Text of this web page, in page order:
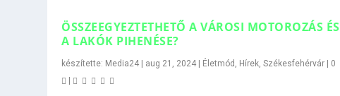
ÖSSZEEGYEZTETHETŐ A VÁROSI MOTOROZÁS ÉS
A LAKÓK PIHENÉSE?
készítette: Media24 | aug 21, 2024 | Életmód Hírek ,Székesfehérvár | 0
|